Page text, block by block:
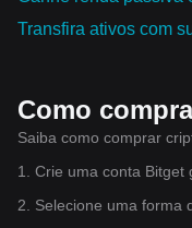
Transfira ativos com
Como
Saiba como comprar
1. Crie uma conta Bitget
2. Selecione uma forma